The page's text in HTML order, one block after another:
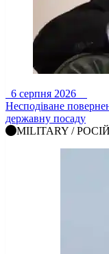
6 серпня 2026
Несподіване
державну посаду
MILITARY /